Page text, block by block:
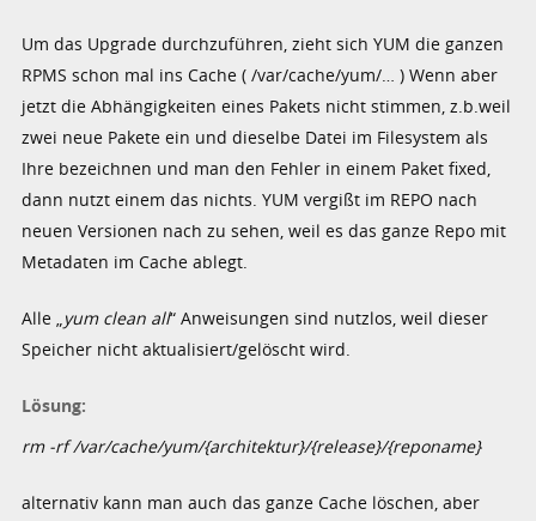
Um das Upgrade durchzuführen, zieht sich YUM die ganzen
RPMS schon mal ins Cache ( /var/cache/yum/… ) Wenn aber
jetzt die Abhängigkeiten eines Pakets nicht stimmen, z.b.weil
zwei neue Pakete ein und dieselbe Datei im Filesystem als
Ihre bezeichnen und man den Fehler in einem Paket fixed,
dann nutzt einem das nichts. YUM vergißt im REPO nach
neuen Versionen nach zu sehen, weil es das ganze Repo mit
Metadaten im Cache ablegt.
Alle „ yum clean all“ Anweisungen sind nutzlos, weil dieser
Speicher nicht aktualisiert/gelöscht wird.
Lösung:
rm -rf /var/cache/yum/{architektur}/{release}/{reponame}
alternativ kann man auch das ganze Cache löschen, aber